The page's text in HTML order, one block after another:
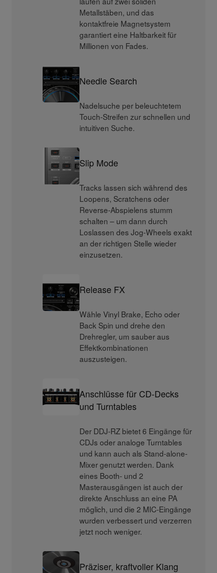
Metallstäben, und das
kontaktfreie Magnetsystem
garantiert eine Haltbarkeit für
Millionen von Fades.
Needle Search
Nadelsuche per beleuchtetem
Touch-Streifen zur schnellen und
intuitiven Suche.
Slip Mode
Tracks lassen sich während des
Loopens, Scratchens oder
Reverse-Abspielens stumm
schalten – um dann durch
Loslassen des Jog-Wheels exakt
an der richtigen Stelle wieder
einzusetzen.
Release FX
Wähle Vinyl Brake, Echo oder
Back Spin und drehe den
Drehregler, um sauber aus
Effektkombinationen
auszusteigen.
Anschlüsse für CD-Decks
und Turntables
Der DDJ-RZ bietet 6 Eingänge für
CDJs oder analoge Turntables
und kann auch als Stand-alone-
Mixer genutzt werden. Dank
eines Booth- und 2
Masterausgängen ist auch der
direkte Anschluss an eine PA
möglich, und die 2 MIC-Eingänge
wurden verbessert und verzerren
jetzt noch weniger.
Präziser, kraftvoller Klang